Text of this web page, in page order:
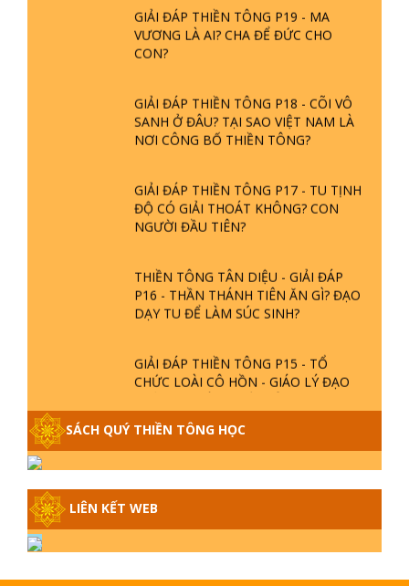
GIẢI ĐÁP THIỀN TÔNG P19 - MA
VƯƠNG LÀ AI? CHA ĐỂ ĐỨC CHO
CON?
GIẢI ĐÁP THIỀN TÔNG P18 - CÕI VÔ
SANH Ở ĐÂU? TẠI SAO VIỆT NAM LÀ
NƠI CÔNG BỐ THIỀN TÔNG?
GIẢI ĐÁP THIỀN TÔNG P17 - TU TỊNH
ĐỘ CÓ GIẢI THOÁT KHÔNG? CON
NGƯỜI ĐẦU TIÊN?
THIỀN TÔNG TÂN DIỆU - GIẢI ĐÁP
P16 - THẦN THÁNH TIÊN ĂN GÌ? ĐẠO
DẠY TU ĐỂ LÀM SÚC SINH?
GIẢI ĐÁP THIỀN TÔNG P15 - TỔ
CHỨC LOÀI CÔ HỒN - GIÁO LÝ ĐẠO
PHẬT KHI NÀO XUẤT BẢN
GIẢI ĐÁP THIỀN TÔNG ĐẶC BIỆT -
P13 - CON NGƯỜI TU THÀNH PHẬT
SÁCH QUÝ THIỀN TÔNG HỌC
LIÊN KẾT WEB